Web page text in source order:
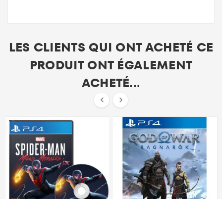
LES CLIENTS QUI ONT ACHETÉ CE
PRODUIT ONT ÉGALEMENT
ACHETÉ...
 